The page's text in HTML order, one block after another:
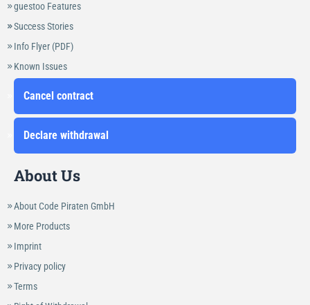
guestoo Features
Success Stories
Info Flyer (PDF)
Known Issues
Cancel contract
Declare withdrawal
About Us
About Code Piraten GmbH
More Products
Imprint
Privacy policy
Terms